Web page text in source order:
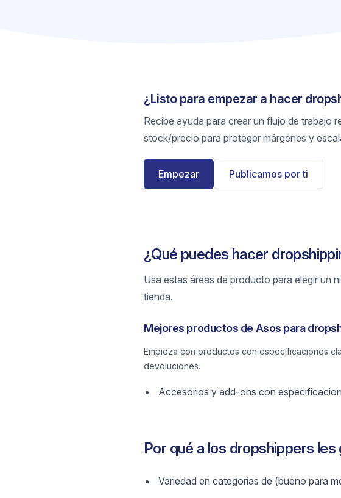
¿Listo para empezar a hacer
Recibe ayuda para crear un flujo de trabajo
stock/precio para proteger márgenes y
Empezar Publicamos por ti
¿Qué puedes hacer
Usa estas áreas de producto para elegir un
tienda.
Mejores productos de Asos para
Empieza con productos con especificaciones
devoluciones.
Accesorios y add-ons con
Por qué a los dropshippers
Variedad en categorías de (bueno para